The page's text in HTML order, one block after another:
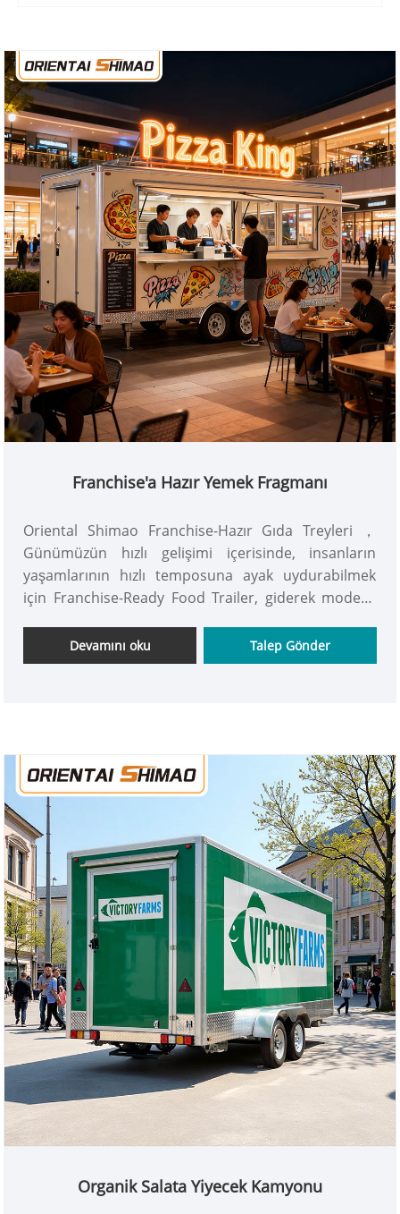
Franchise'a Hazır Yemek Fragmanı
Oriental Shimao Franchise-Hazır Gıda Treyleri ，
Günümüzün hızlı gelişimi içerisinde, insanların
yaşamlarının hızlı temposuna ayak uydurabilmek
için Franchise-Ready Food Trailer, giderek modern
geliyor. Rahatlık ve esneklik özellikleriyle çeşitli
durumlarda insanlara hizmet vermeye uygundur.
Devamını oku Talep Gönder
Organik Salata Yiyecek Kamyonu